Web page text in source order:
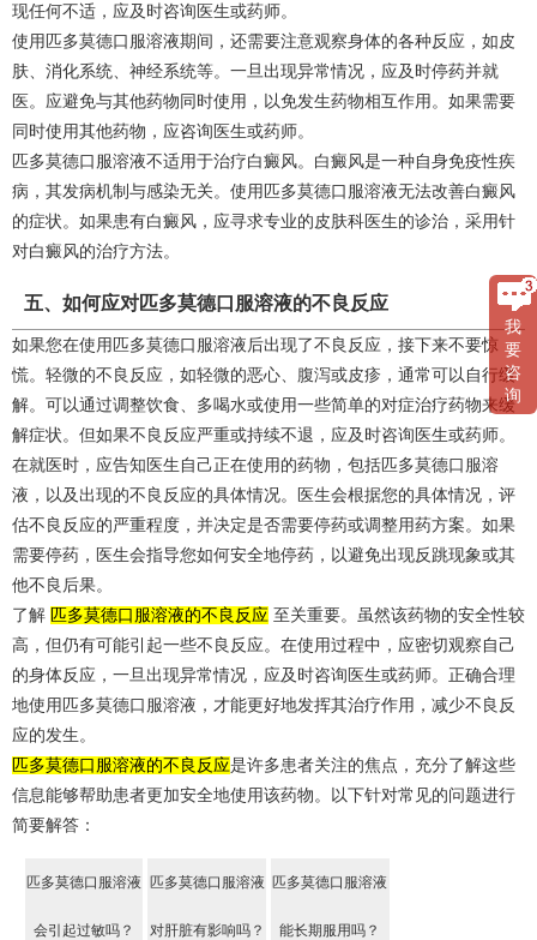
现任何不适，应及时咨询医生或药师。
使用匹多莫德口服溶液期间，还需要注意观察身体的各种反应，如皮
肤、消化系统、神经系统等。一旦出现异常情况，应及时停药并就
医。应避免与其他药物同时使用，以免发生药物相互作用。如果需要
同时使用其他药物，应咨询医生或药师。
匹多莫德口服溶液不适用于治疗白癜风。白癜风是一种自身免疫性疾
病，其发病机制与感染无关。使用匹多莫德口服溶液无法改善白癜风
的症状。如果患有白癜风，应寻求专业的皮肤科医生的诊治，采用针
对白癜风的治疗方法。
五、如何应对匹多莫德口服溶液的不良反应
如果您在使用匹多莫德口服溶液后出现了不良反应，接下来不要惊
慌。轻微的不良反应，如轻微的恶心、腹泻或皮疹，通常可以自行缓
解。可以通过调整饮食、多喝水或使用一些简单的对症治疗药物来缓
解症状。但如果不良反应严重或持续不退，应及时咨询医生或药师。
在就医时，应告知医生自己正在使用的药物，包括匹多莫德口服溶
液，以及出现的不良反应的具体情况。医生会根据您的具体情况，评
估不良反应的严重程度，并决定是否需要停药或调整用药方案。如果
需要停药，医生会指导您如何安全地停药，以避免出现反跳现象或其
他不良后果。
了解 匹多莫德口服溶液的不良反应 至关重要。虽然该药物的安全性较
高，但仍有可能引起一些不良反应。在使用过程中，应密切观察自己
的身体反应，一旦出现异常情况，应及时咨询医生或药师。正确合理
地使用匹多莫德口服溶液，才能更好地发挥其治疗作用，减少不良反
应的发生。
匹多莫德口服溶液的不良反应是许多患者关注的焦点，充分了解这些
信息能够帮助患者更加安全地使用该药物。以下针对常见的问题进行
简要解答：
匹多莫德口服溶液
会引起过敏吗？
匹多莫德口服溶液
对肝脏有影响吗？
匹多莫德口服溶液
能长期服用吗？
我
要
咨
询